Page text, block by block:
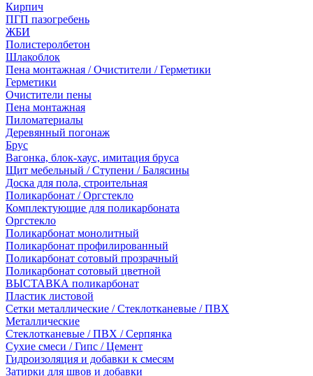
Кирпич
ПГП пазогребень
ЖБИ
Полистеролбетон
Шлакоблок
Пена монтажная / Очистители / Герметики
Герметики
Очистители пены
Пена монтажная
Пиломатериалы
Деревянный погонаж
Брус
Вагонка, блок-хаус, имитация бруса
Щит мебельный / Ступени / Балясины
Доска для пола, строительная
Поликарбонат / Оргстекло
Комплектующие для поликарбоната
Оргстекло
Поликарбонат монолитный
Поликарбонат профилированный
Поликарбонат сотовый прозрачный
Поликарбонат сотовый цветной
ВЫСТАВКА поликарбонат
Пластик листовой
Сетки металлические / Стеклотканевые / ПВХ
Металлические
Стеклотканевые / ПВХ / Серпянка
Сухие смеси / Гипс / Цемент
Гидроизоляция и добавки к смесям
Затирки для швов и добавки